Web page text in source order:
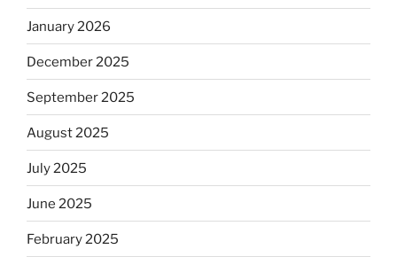
January 2026
December 2025
September 2025
August 2025
July 2025
June 2025
February 2025